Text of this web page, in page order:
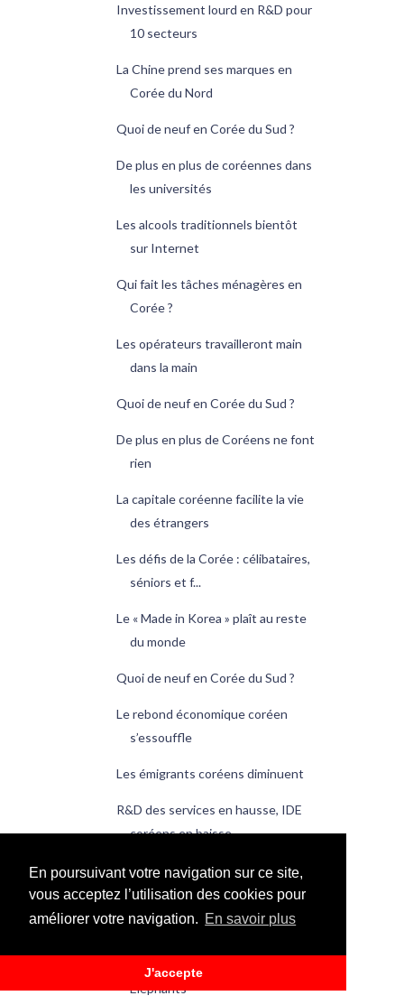
En poursuivant votre navigation sur ce site,
vous acceptez l’utilisation des cookies pour
améliorer votre navigation. En savoir plus
J'accepte
Investissement lourd en R&D pour
10 secteurs
La Chine prend ses marques en
Corée du Nord
Quoi de neuf en Corée du Sud ?
De plus en plus de coréennes dans
les universités
Les alcools traditionnels bientôt
sur Internet
Qui fait les tâches ménagères en
Corée ?
Les opérateurs travailleront main
dans la main
Quoi de neuf en Corée du Sud ?
De plus en plus de Coréens ne font
rien
La capitale coréenne facilite la vie
des étrangers
Les défis de la Corée : célibataires,
séniors et f...
Le « Made in Korea » plaît au reste
du monde
Quoi de neuf en Corée du Sud ?
Le rebond économique coréen
s’essouffle
Les émigrants coréens diminuent
R&D des services en hausse, IDE
coréens en baisse
Le e-learning est tendance en
Corée
Quoi de neuf en Corée du Sud ?
Les Guerriers Taeguk écrasent les
Éléphants